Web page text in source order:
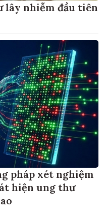
lây nhiễm đầu tiên
pháp xét nghiệm
hiện ung thư